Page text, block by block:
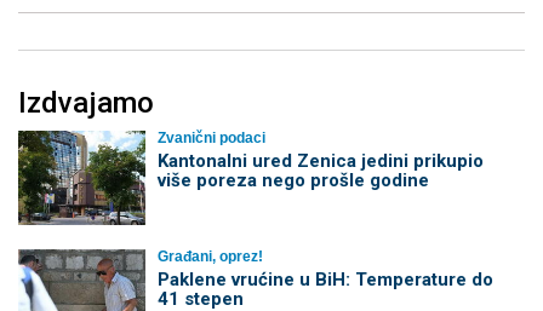
Izdvajamo
Zvanični podaci
Kantonalni ured Zenica jedini prikupio
više poreza nego prošle godine
Građani, oprez!
Paklene vrućine u BiH: Temperature do
41 stepen